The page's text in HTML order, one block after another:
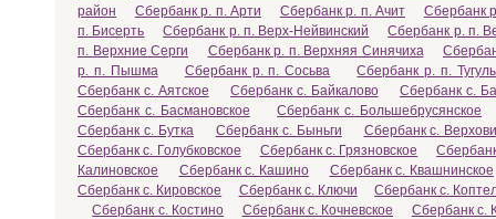
район
Сбербанк р. п. Арти Сбербанк р. п. Ачит
Сбербанк
п. Бисерть
Сбербанк р. п. Верх-Нейвинский
Сбербанк р. п.
п. Верхние Серги
Сбербанк р. п. Верхняя Синячиха
р. п. Пышма
Сбербанк р. п. Сосьва
Сбербанк р. п.
Сбербанк с. Аятское
Сбербанк с. Байкалово
Сбербанк с.
Сбербанк с. Басмановское
Сбербанк с. Большебрусянское
Сбербанк с. Бутка
Сбербанк с. Быньги
Сбербанк с.
Сбербанк с. Голубковское
Сбербанк с. Грязновское
Калиновское
Сбербанк с. Кашино
Сбербанк с. Квашнинское
Сбербанк с. Кировское
Сбербанк с. Ключи
Сбербанк с.
Сбербанк с. Костино
Сбербанк с. Кочневское
Сбербанк с.